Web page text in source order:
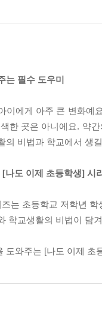
는 필수 도우미
이에게 아주 큰 변화예
한 곳은 아니에요. 약
의 비법과 학교에서 생
나도 이제 초등학생] 시
는 초등학교 저학년
학교생활의 비법이 담
도와주는 [나도 이제 초